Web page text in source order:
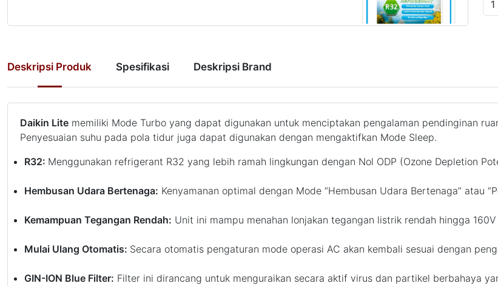
Deskripsi Produk Spesifikasi Deskripsi Brand
Daikin Lite memiliki Mode Turbo yang dapat digunakan untuk menciptakan pengalaman pendinginan
Penyesuaian suhu pada pola tidur juga dapat digunakan dengan mengaktifkan Mode Sleep.
R32: Menggunakan refrigerant R32 yang lebih ramah lingkungan dengan Nol ODP (Ozone Depletion
Hembusan Udara Bertenaga: Kenyamanan optimal dengan Mode “Hembusan Udara Bertenaga” atau
Kemampuan Tegangan Rendah: Unit ini mampu menahan lonjakan tegangan listrik rendah hingga
Mulai Ulang Otomatis: Secara otomatis pengaturan mode operasi AC akan kembali sesuai dengan
GIN-ION Blue Filter: Filter ini dirancang untuk menguraikan secara aktif virus dan partikel berbahaya